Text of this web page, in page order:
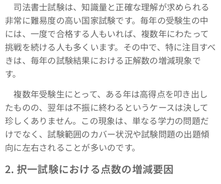
司法書士試験は、知識量と正確な理解が求められる
非常に難易度の高い国家試験です。毎年の受験生の中
には、一度で合格する人もいれば、複数年にわたって
挑戦を続ける人も多くいます。その中で、特に注目すべ
きは、毎年の試験結果における正解数の増減現象で
す。
複数年受験生にとって、ある年は高得点を叩き出し
たものの、翌年は不振に終わるというケースは決して
珍しくありません。この現象は、単なる学力の問題だ
けでなく、試験範囲のカバー状況や試験問題の出題傾
向に左右されることが多いのです。
2. 択一試験における点数の増減要因